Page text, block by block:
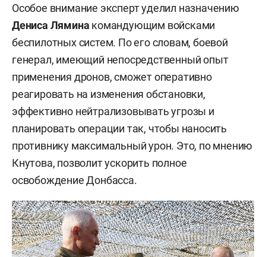
Особое внимание эксперт уделил назначению
Дениса Лямина командующим войсками
беспилотных систем. По его словам, боевой
генерал, имеющий непосредственный опыт
применения дронов, сможет оперативно
реагировать на изменения обстановки,
эффективно нейтрализовывать угрозы и
планировать операции так, чтобы наносить
противнику максимальный урон. Это, по мнению
Кнутова, позволит ускорить полное
освобождение Донбасса.